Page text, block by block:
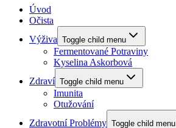
Úvod
Očista
Výživa Toggle child menu
Fermentované Potraviny
Kyselina Askorbová
Zdraví Toggle child menu
Imunita
Otužování
Zdravotní Problémy Toggle child menu